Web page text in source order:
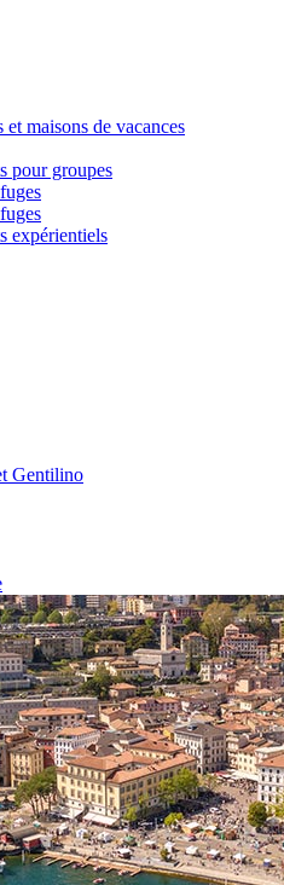
et maisons de vacances
pour groupes
expérientiels
Gentilino